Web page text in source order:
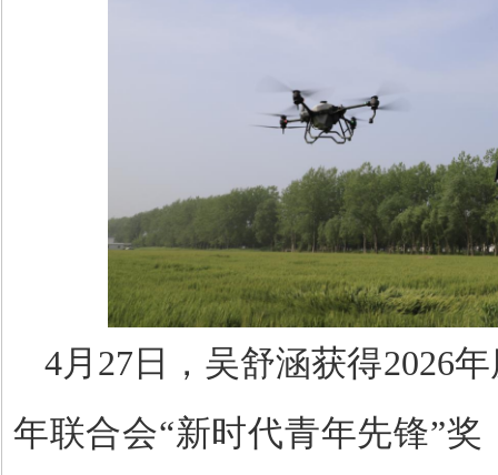
4月 27 日，吴舒涵获得2026年
年联合会“新时代青年先锋”